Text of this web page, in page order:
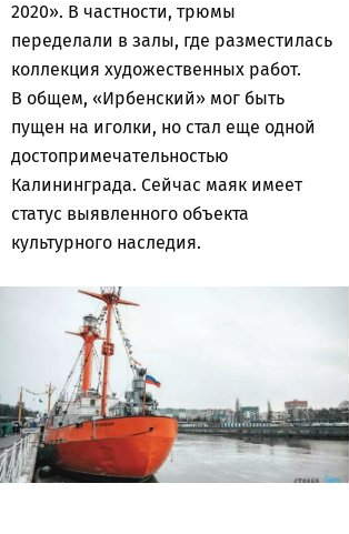
2020». В частности, трюмы
переделали в залы, где разместилась
коллекция художественных работ.
В общем, «Ирбенский» мог быть
пущен на иголки, но стал еще одной
достопримечательностью
Калининграда. Сейчас маяк имеет
статус выявленного объекта
культурного наследия.